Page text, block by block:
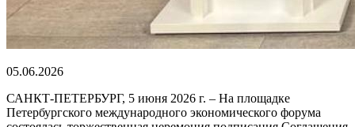
05.06.2026
САНКТ-ПЕТЕРБУРГ, 5 июня 2026 г. – На площадке
Петербургского международного экономического форума